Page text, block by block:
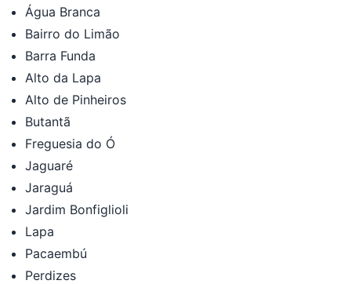
Água Branca
Bairro do Limão
Barra Funda
Alto da Lapa
Alto de Pinheiros
Butantã
Freguesia do Ó
Jaguaré
Jaraguá
Jardim Bonfiglioli
Lapa
Pacaembú
Perdizes